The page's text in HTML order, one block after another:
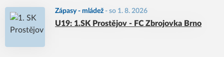
Zápasy - mládež - so 1. 8. 2026
U19: 1.SK Prostějov - FC Zbrojovka Brno